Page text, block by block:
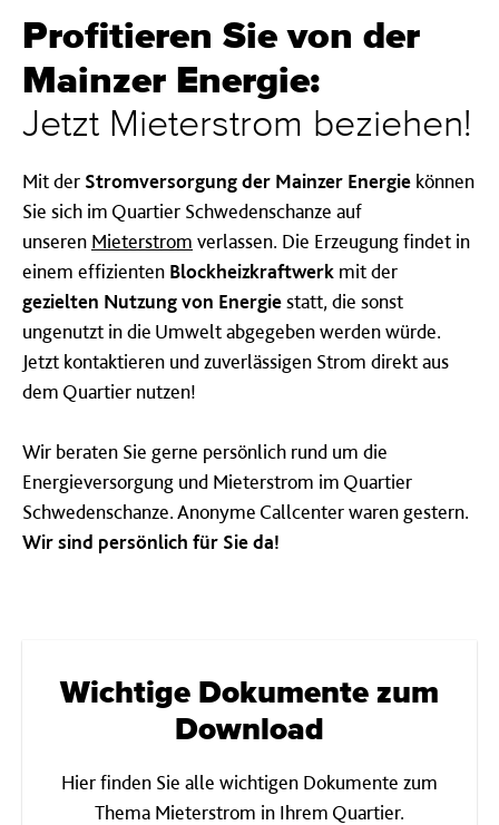
Profitieren Sie von der
Mainzer Energie:
Jetzt Mieterstrom beziehen!
Mit der Stromversorgung der Mainzer Energie können
Sie sich im Quartier Schwedenschanze auf
unseren Mieterstrom verlassen. Die Erzeugung findet in
einem effizienten Blockheizkraftwerk mit der
gezielten Nutzung von Energiestatt, die sonst
ungenutzt in die Umwelt abgegeben werden würde.
Jetzt kontaktieren und zuverlässigen Strom direkt aus
dem Quartier nutzen!
Wir beraten Sie gerne persönlich rund um die
Energieversorgung und Mieterstrom im Quartier
Schwedenschanze. Anonyme Callcenter waren gestern.
Wir sind persönlich für Sie da!
Wichtige Dokumente zum
Download
Hier finden Sie alle wichtigen Dokumente zum
Thema Mieterstrom in Ihrem Quartier.